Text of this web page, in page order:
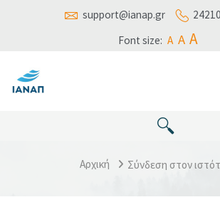
Μετάβαση στο κεντρικό περιεχόμενο
support@ianap.gr
Font size: A A A
Αρχική Σύνδεση στον